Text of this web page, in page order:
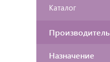
Каталог
Производитель
Назначение